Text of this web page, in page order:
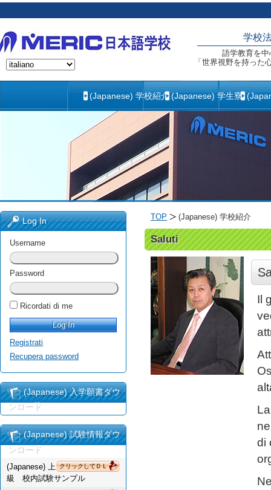
学校
語学教育を
「世界視野を持った
(Japanese) 学校紹介 (Japanese) 学生寮
Log In
Username
Password
Ricordati di me
Registrati
Recupera password
(Japanese) 入学願書ダウ
ンロード
(Japanese) 試験情報ダウ
ンロード
クリックしてＤＬ
(Japanese) 上
級 校内試験サンプル
TOP (Japanese) 学校紹介
Saluti
Il
di